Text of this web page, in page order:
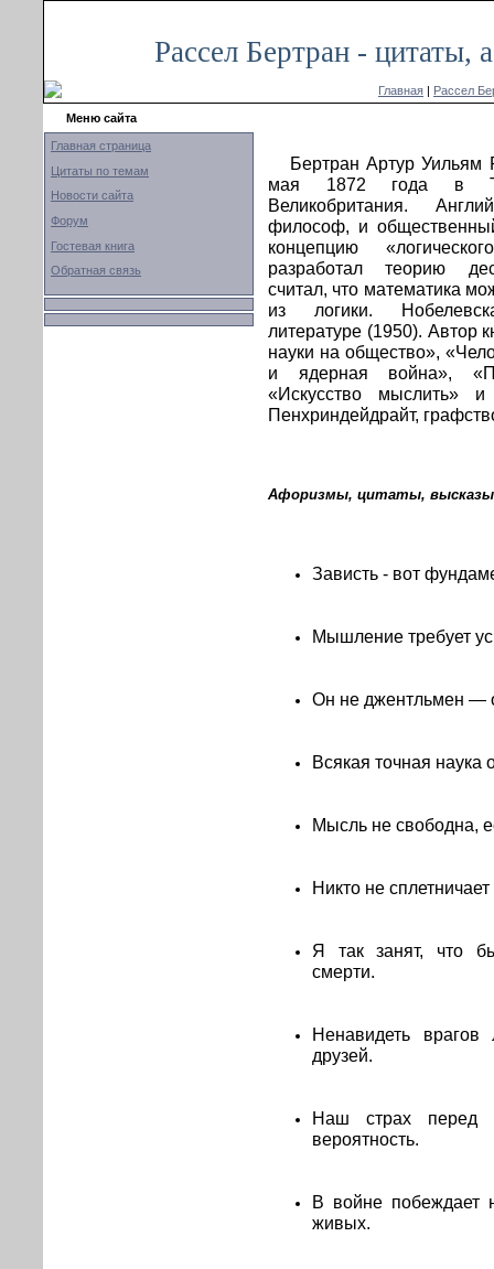
Рассел Бертран -
Главная | Рассел
Меню сайта
Главная страница
Цитаты по темам
Новости сайта
Форум
Гостевая книга
Обратная связь
Бертран Артур Уильям
мая 1872 года в
Великобритания.
философ, и
концепцию
разработал теорию
считал, что математика
из логики.
литературе (1950). Автор
науки на общество»,
и ядерная война»,
«Искусство
Пенхриндейдрайт,
Афоризмы, цитаты,
Зависть - вот
Мышление требует
Он не джентльмен —
Всякая точная наука
Мысль не свободна,
Никто не
Я так занят, что
смерти.
Ненавидеть
друзей.
Наш страх перед
вероятность.
В войне побеждает
живых.